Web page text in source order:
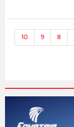
8
9
10